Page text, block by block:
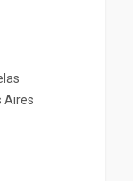
Aires